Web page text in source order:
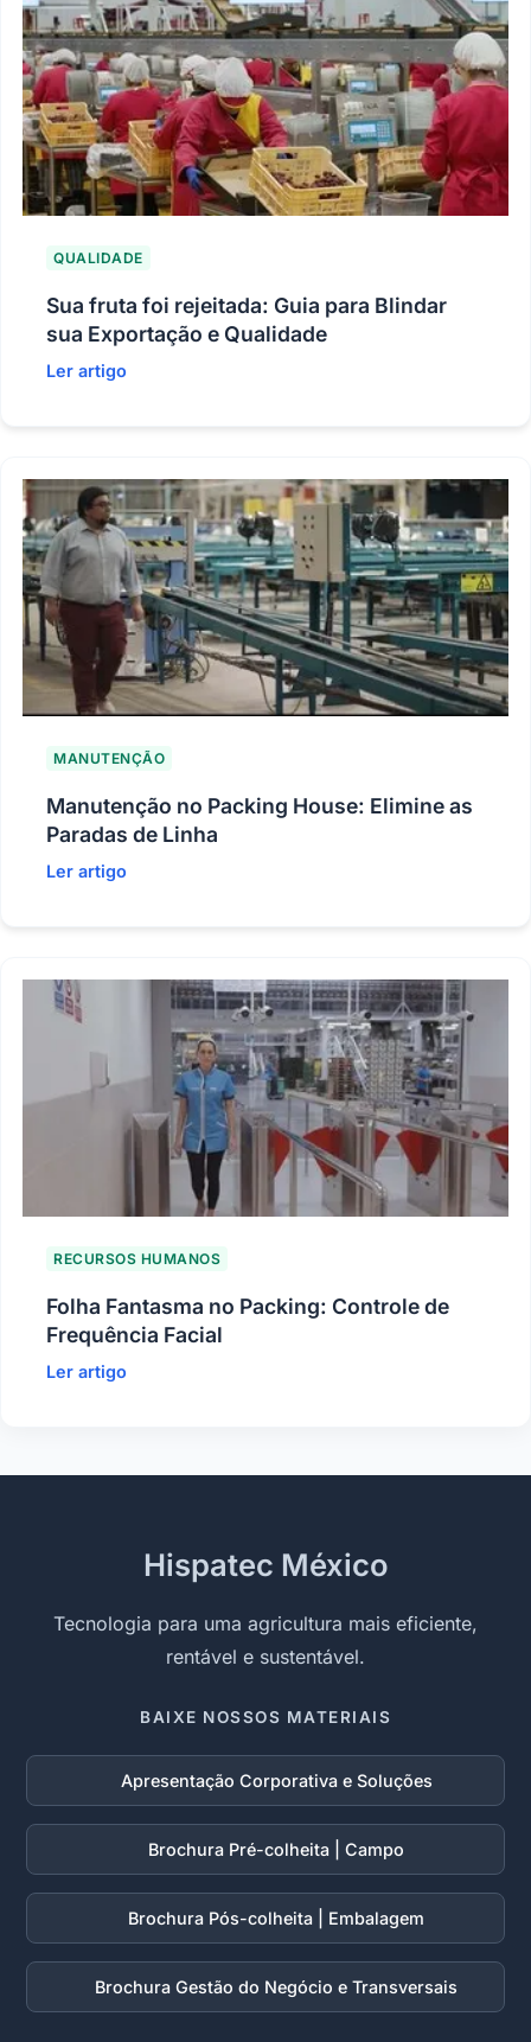
QUALIDADE
Sua fruta foi rejeitada: Guia para Blindar
sua Exportação e Qualidade
Ler artigo
MANUTENÇÃO
Manutenção no Packing House: Elimine as
Paradas de Linha
Ler artigo
RECURSOS HUMANOS
Folha Fantasma no Packing: Controle de
Frequência Facial
Ler artigo
Hispatec México
Tecnologia para uma agricultura mais eficiente,
rentável e sustentável.
BAIXE NOSSOS MATERIAIS
Apresentação Corporativa e Soluções
Brochura Pré-colheita | Campo
Brochura Pós-colheita | Embalagem
Brochura Gestão do Negócio e Transversais